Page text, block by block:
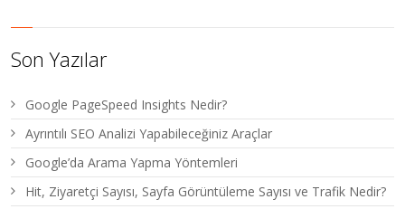
Son Yazılar
Google PageSpeed Insights Nedir?
Ayrıntılı SEO Analizi Yapabileceğiniz Araçlar
Google’da Arama Yapma Yöntemleri
Hit, Ziyaretçi Sayısı, Sayfa Görüntüleme Sayısı ve Trafik Nedir?